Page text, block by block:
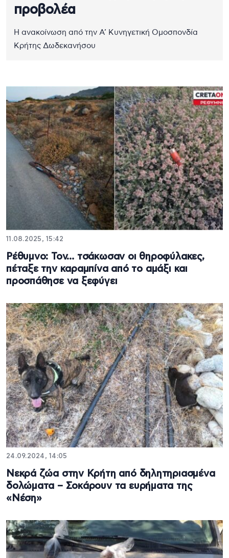
προβολέα
Η ανακοίνωση από την Α’ Κυνηγετική Ομοσπονδία
Κρήτης Δωδεκανήσου
11.08.2025, 15:42
Ρέθυμνο: Τον… τσάκωσαν οι θηροφύλακες,
πέταξε την καραμπίνα από το αμάξι και
προσπάθησε να ξεφύγει
24.09.2024, 14:05
Νεκρά ζώα στην Κρήτη από δηλητηριασμένα
δολώματα – Σοκάρουν τα ευρήματα της
«Νέση»